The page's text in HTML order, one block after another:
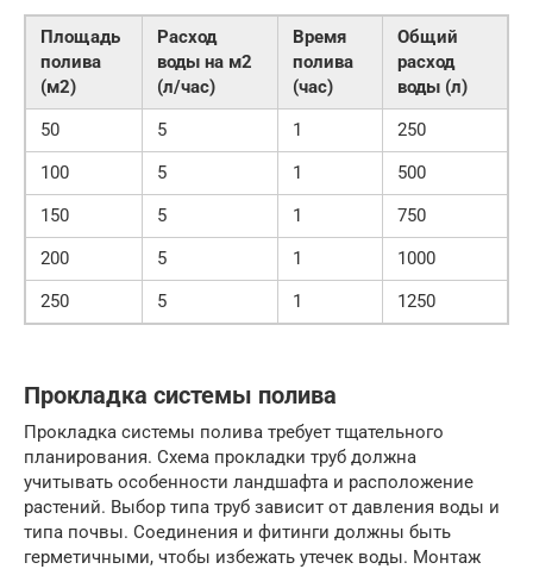
Площадь
полива
(м2)
Расход
воды на м2
(л/час)
Время
полива
(час)
Общий
расход
воды (л)
50
5 1
250
100
5 1
500
150
5 1
750
200
5 1
1000
250
5 1 1250
Прокладка системы полива
Прокладка системы полива требует тщательного
планирования. Схема прокладки труб должна
учитывать особенности ландшафта и расположение
растений. Выбор типа труб зависит от давления воды и
типа почвы. Соединения и фитинги должны быть
герметичными, чтобы избежать утечек воды. Монтаж